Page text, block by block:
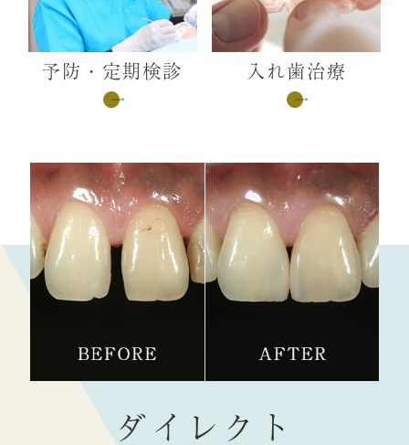
予防・定期検診 入れ歯治療
ダイレクト